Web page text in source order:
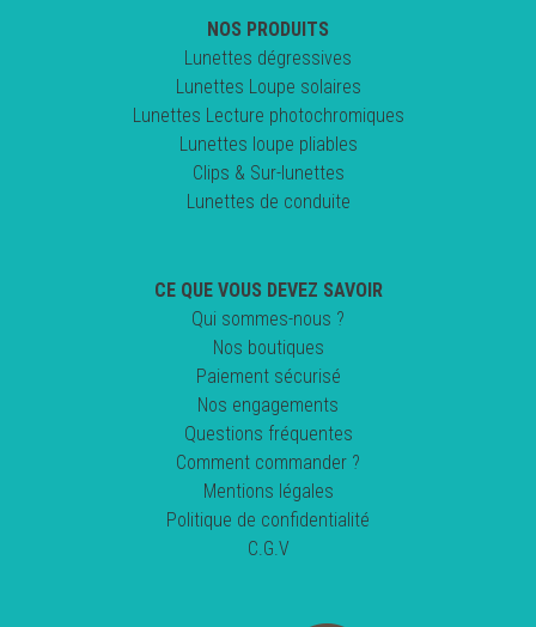
NOS PRODUITS
Lunettes dégressives
Lunettes Loupe solaires
Lunettes Lecture photochromiques
Lunettes loupe pliables
Clips & Sur-lunettes
Lunettes de conduite
CE QUE VOUS DEVEZ SAVOIR
Qui sommes-nous ?
Nos boutiques
Paiement sécurisé
Nos engagements
Questions fréquentes
Comment commander ?
Mentions légales
Politique de confidentialité
C.G.V